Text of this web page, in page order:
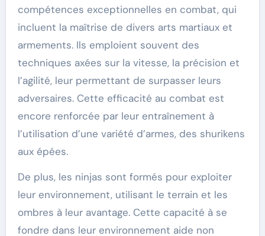
compétences exceptionnelles en combat, qui
incluent la maîtrise de divers arts martiaux et
armements. Ils emploient souvent des
techniques axées sur la vitesse, la précision et
l’agilité, leur permettant de surpasser leurs
adversaires. Cette efficacité au combat est
encore renforcée par leur entraînement à
l’utilisation d’une variété d’armes, des shurikens
aux épées.
De plus, les ninjas sont formés pour exploiter
leur environnement, utilisant le terrain et les
ombres à leur avantage. Cette capacité à se
fondre dans leur environnement aide non